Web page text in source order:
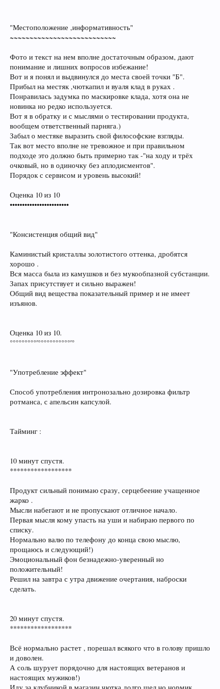
"Местоположение ,информативность"
~~~~~~~~~~~~~~~~~~~~~~~~~~~
Фото и текст на нем вполне достаточным образом, дают
понимание и лишних вопросов избежание!
Вот и я понял и выдвинулся до места своей точки "Б".
Прибыл на местяк ,чюткапил и вуаля клад в руках .
Понравилась задумка по маскировке клада, хотя она не
новинка но редко используется.
Вот я в обратку и с мыслями о тестировании продукта,
вообщем ответственный парняга.)
Забыл о местяке выразить свой философские взгляды.
Так вот место вполне не тревожное и при правильном
подходе это должно быть примерно так -"на ходу и трёх
очковый, но в одиночку без аплодисментов".
Порядок с сервисом и уровень высокий!
Оценка 10 из 10
••••••••••••••••••••••••
"Консистенция общий вид"
Каминистый кристаллы золотистого оттенка, дробятся
хорошо .
Вся масса была из камушков и без мукообпазной субстанции.
Запах присутствует и сильно выражен!
Общий вид вещества показательный пример и не имеет
изъянов.
Оценка 10 из 10.
°°°°°°°°°′°°°°°°°°°°°′°
"Употребление эффект"
Способ употребления интронозально дозировка фильтр
ротманса, с апельсин капсулой.
Тайминг :
10 минут спустя.
******************
Продукт сильный понимаю сразу, серцебеение учащенное
жарко .
Мысли набегают и не пропускают отличное начало.
Первая мысля кому упасть на уши и набираю первого по
списку.
Нормально валю по телефону до конца свою мыслю,
прощаюсь и следующий!)
Эмоциональный фон безнадежно-уверенный но
положительный!
Решил на завтра с утра движение очертания, наброски
сделать.
20 минут спустя.
******************
Всё нормально растет , порешал всякого что в голову пришло
и доволен.
А соль шурует порядочно для настоящих ветеранов и
настоящих мужиков!)
Иду за клубникой в магазин чютка долго шел но нормик